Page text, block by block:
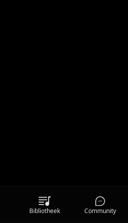
Bibliotheek Community